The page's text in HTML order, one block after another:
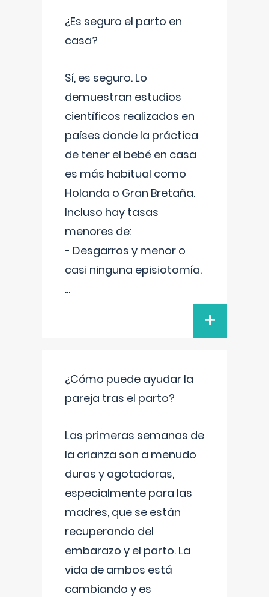
¿Es seguro el parto en
casa?
Sí, es seguro. Lo
demuestran estudios
científicos realizados en
países donde la práctica
de tener el bebé en casa
es más habitual como
Holanda o Gran Bretaña.
Incluso hay tasas
menores de:
- Desgarros y menor o
casi ninguna episiotomía.
...
+
¿Cómo puede ayudar la
pareja tras el parto?
Las primeras semanas de
la crianza son a menudo
duras y agotadoras,
especialmente para las
madres, que se están
recuperando del
embarazo y el parto. La
vida de ambos está
cambiando y es